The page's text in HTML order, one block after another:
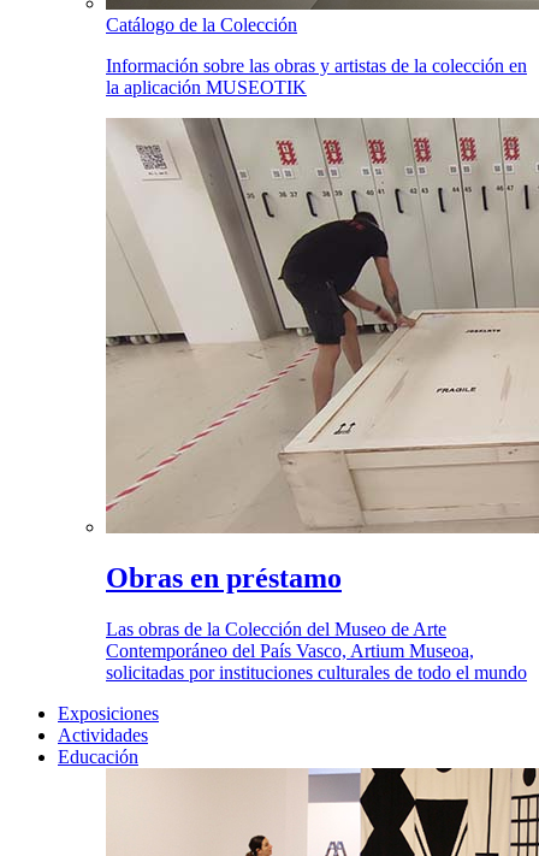
Catálogo de la Colección
Información sobre las obras y artistas de la colección en
la aplicación MUSEOTIK
Obras en préstamo
Las obras de la Colección del Museo de Arte
Contemporáneo del País Vasco, Artium Museoa,
solicitadas por instituciones culturales de todo el mundo
Exposiciones
Actividades
Educación